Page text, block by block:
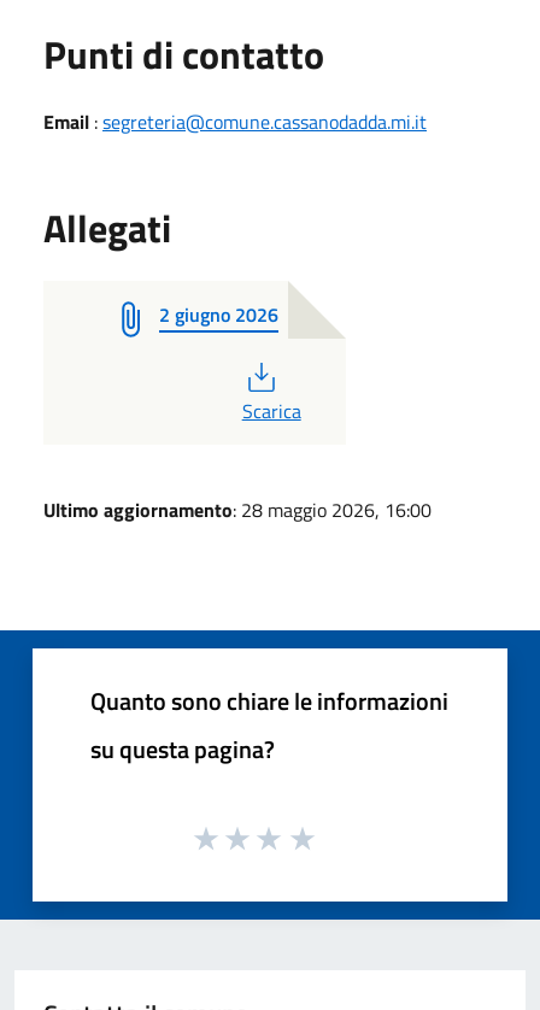
Punti di contatto
Email :segreteria@comune.cassanodadda.mi.it
Allegati
2 giugno 2026
PDF
Scarica
Ultimo aggiornamento: 28 maggio 2026, 16:00
Quanto sono chiare le informazioni
su questa pagina?